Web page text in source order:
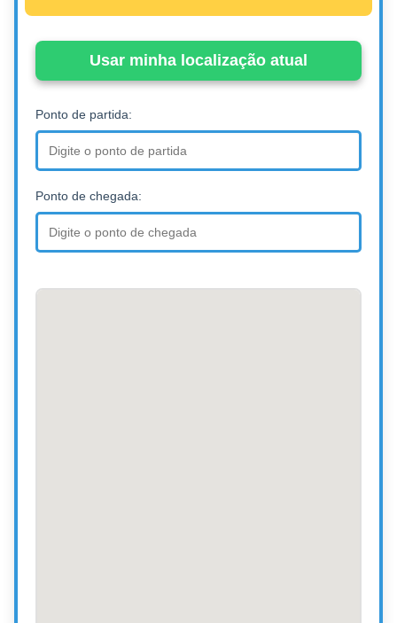
Usar minha localização atual
Ponto de partida:
Ponto de chegada: